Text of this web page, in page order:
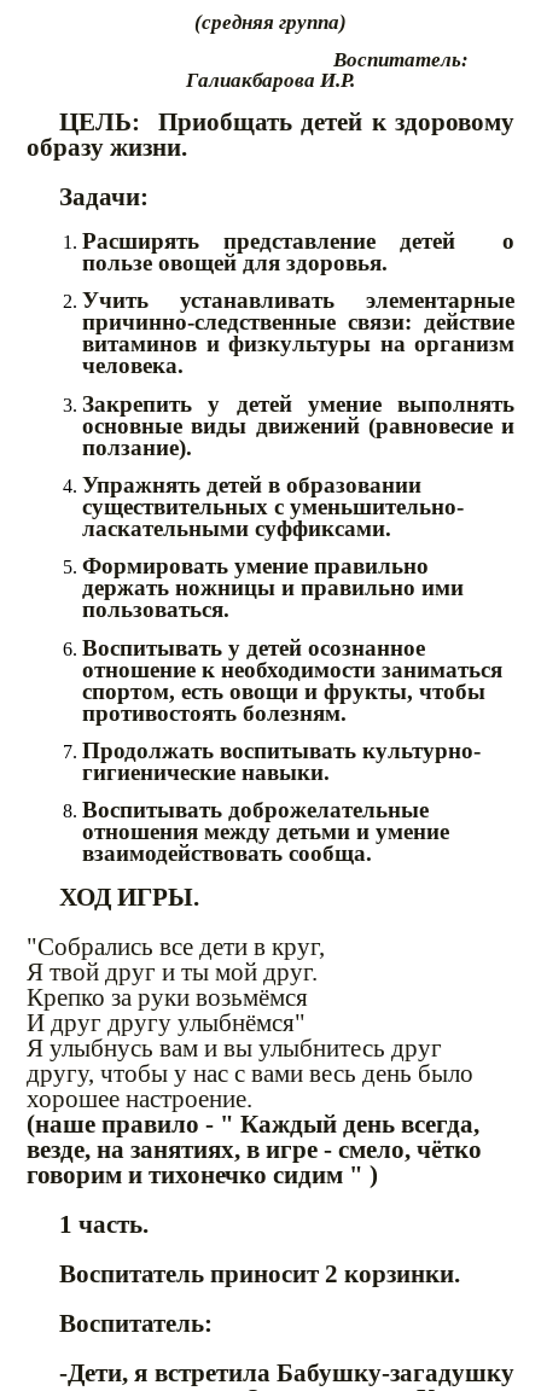
(средняя группа)
Воспитатель:
Галиакбарова И.Р.
ЦЕЛЬ: Приобщать детей к здоровому
образу жизни.
Задачи:
Расширять представление детей о
пользе овощей для здоровья.
Учить устанавливать элементарные
причинно-следственные связи: действие
витаминов и физкультуры на организм
человека.
Закрепить у детей умение выполнять
основные виды движений (равновесие и
ползание).
Упражнять детей в образовании
существительных с уменьшительно-
ласкательными суффиксами.
Формировать умение правильно
держать ножницы и правильно ими
пользоваться.
Воспитывать у детей осознанное
отношение к необходимости заниматься
спортом, есть овощи и фрукты, чтобы
противостоять болезням.
Продолжать воспитывать культурно-
гигиенические навыки.
Воспитывать доброжелательные
отношения между детьми и умение
взаимодействовать сообща.
ХОД ИГРЫ.
"Собрались все дети в круг,
Я твой друг и ты мой друг.
Крепко за руки возьмёмся
И друг другу улыбнёмся"
Я улыбнусь вам и вы улыбнитесь друг
другу, чтобы у нас с вами весь день было
хорошее настроение.
(наше правило - " Каждый день всегда,
везде, на занятиях, в игре - смело, чётко
говорим и тихонечко сидим " )
1 часть.
Воспитатель приносит 2 корзинки.
Воспитатель:
-Дети, я встретила Бабушку-загадушку